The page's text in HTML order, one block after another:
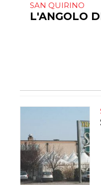
SAN QUIRINO
L'ANGOLO